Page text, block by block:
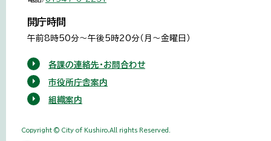
開庁時間
午前8時50分～午後5時20分（月～金曜日）
各課の連絡先・お問合わせ
市役所庁舎案内
組織案内
Copyright © City of Kushiro,All rights Reserved.